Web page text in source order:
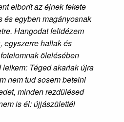
elborít az éjnek fekete
és egyben magányosnak
Hangodat felidézem
egyszerre hallak és
ölelésében
Téged akarlak újra
nem tud sosem betelni
minden rezdülésed
is él: újjászülettél